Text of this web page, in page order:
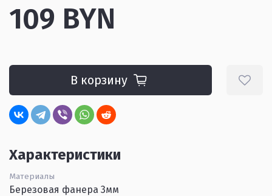
109 BYN
В корзину
Характеристики
Материалы
Березовая фанера 3мм